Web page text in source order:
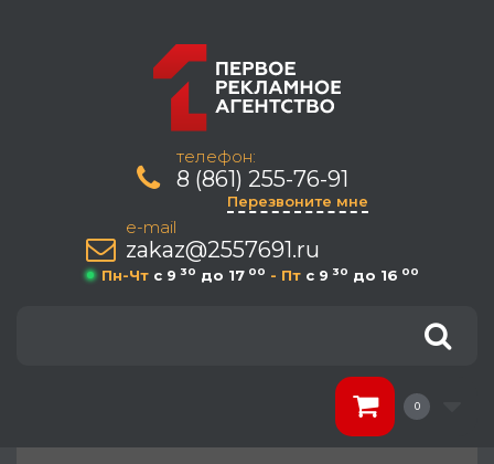
телефон:
8 (861) 255-76-91
Перезвоните мне
e-mail
zakaz@2557691.ru
Пн-Чт c 9 30 до 17 00 - Пт c 9 30 до 16 00
0